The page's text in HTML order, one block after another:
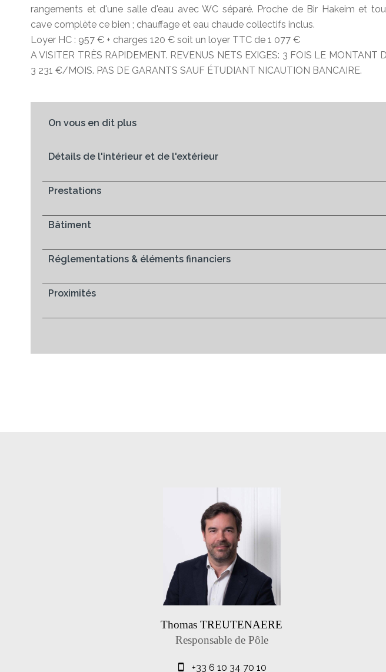
rangements et d'une salle d'eau avec WC séparé. Proche de Bir Hakeim et
cave complète ce bien ; chauffage et eau chaude collectifs inclus.
Loyer HC : 957 € + charges 120 € soit un loyer TTC de 1 077 €
A VISITER TRÈS RAPIDEMENT. REVENUS NETS EXIGES: 3 FOIS LE MONTANT
3 231 €/MOIS. PAS DE GARANTS SAUF ÉTUDIANT NICAUTION BANCAIRE.
On vous en dit plus
Détails de l'intérieur et de l'extérieur
Prestations
Bâtiment
Réglementations & éléments financiers
Proximités
Thomas TREUTENAERE
Responsable de Pôle
+33 6 10 34 70 10